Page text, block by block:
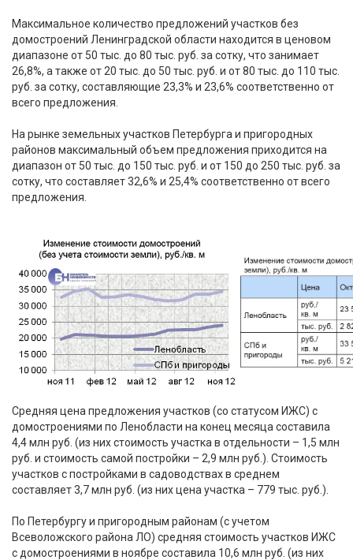
Максимальное количество предложений участков без
домостроений Ленинградской области находится в ценовом
диапазоне от 50 тыс. до 80 тыс. руб. за сотку, что занимает
26,8%, а также от 20 тыс. до 50 тыс. руб. и от 80 тыс. до 110 тыс.
руб. за сотку, составляющие 23,3% и 23,6% соответственно от
всего предложения.
На рынке земельных участков Петербурга и пригородных
районов максимальный объем предложения приходится на
диапазон от 50 тыс. до 150 тыс. руб. и от 150 до 250 тыс. руб. за
сотку, что составляет 32,6% и 25,4% соответственно от всего
предложения.
Средняя цена предложения участков (со статусом ИЖС) с
домостроениями по Ленобласти на конец месяца составила
4,4 млн руб. (из них стоимость участка в отдельности – 1,5 млн
руб. и стоимость самой постройки – 2,9 млн руб.). Стоимость
участков с постройками в садоводствах в среднем
составляет 3,7 млн руб. (из них цена участка – 779 тыс. руб.).
По Петербургу и пригородным районам (с учетом
Всеволожского района ЛО) средняя стоимость участков ИЖС
с домостроениями в ноябре составила 10,6 млн руб. (из них